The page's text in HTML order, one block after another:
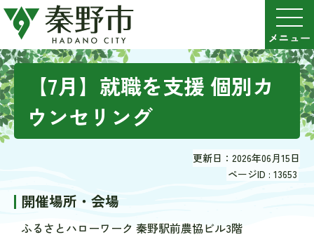
【7月】就職を支援 個別カ
ウンセリング
更新日：2026年06月15日
ページID : 13653
開催場所・会場
ふるさとハローワーク 秦野駅前農協ビル3階